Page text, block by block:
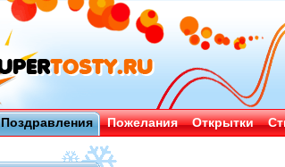
Поздравления Пожелания Открытки